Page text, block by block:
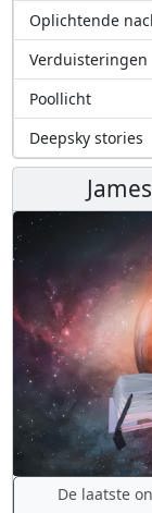
Oplichtende
Verduisteringen
Poollicht
Deepsky stories
De laatste